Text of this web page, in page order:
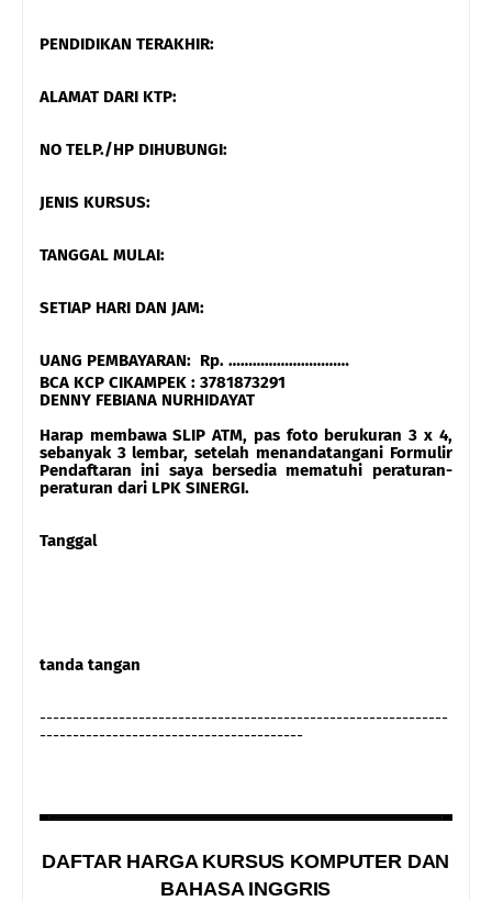
PENDIDIKAN TERAKHIR:
ALAMAT DARI KTP:
NO TELP./HP DIHUBUNGI:
JENIS KURSUS:
TANGGAL MULAI:
SETIAP HARI DAN JAM:
UANG PEMBAYARAN: Rp. …………………………
BCA KCP CIKAMPEK : 3781873291
DENNY FEBIANA NURHIDAYAT
Harap membawa SLIP ATM, pas foto berukuran 3 x 4,
sebanyak 3 lembar, setelah menandatangani Formulir
Pendaftaran ini saya bersedia mematuhi peraturan-
peraturan dari LPK SINERGI.
Tanggal
tanda tangan
--------------------------------------------------------------
----------------------------------------
DAFTAR HARGA KURSUS KOMPUTER DAN
BAHASA INGGRIS